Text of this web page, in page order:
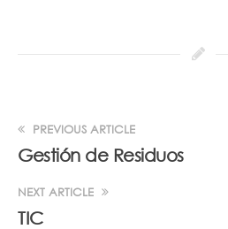
PREVIOUS ARTICLE
Gestión de Residuos
NEXT ARTICLE
TIC